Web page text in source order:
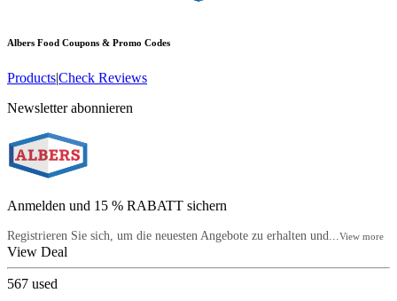
Albers Food Coupons & Promo Codes
Products|Check Reviews
Newsletter abonnieren
Anmelden und 15 % RABATT sichern
Registrieren Sie sich, um die neuesten Angebote zu erhalten und... View more
View Deal
567 used